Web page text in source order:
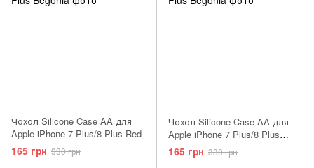
Чохол Silicone Case AA для
Apple iPhone 7 Plus/8 Plus Red
165 грн 330 грн
Чохол Silicone Case AA для
Apple iPhone 7 Plus/8 Plus
Golden
165 грн 330 грн